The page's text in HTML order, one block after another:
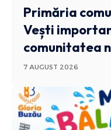
Primăria
Vești
comunitatea
7 AUGUST 2026